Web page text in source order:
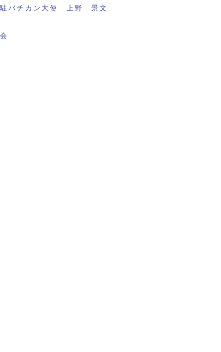
バチカン大使 上野 景文